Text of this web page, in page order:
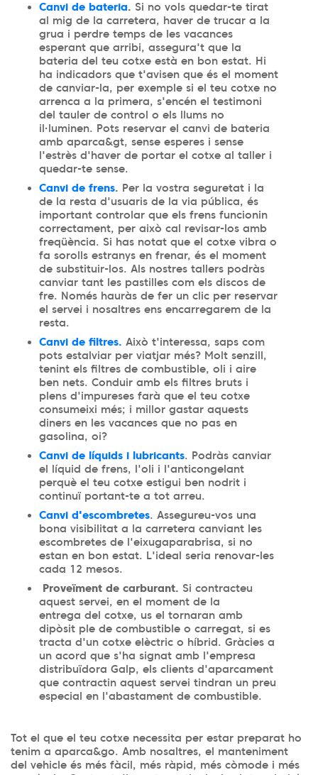
Canvi de bateria. Si no vols quedar-te tirat
al mig de la carretera, haver de trucar a la
grua i perdre temps de les vacances
esperant que arribi, assegura't que la
bateria del teu cotxe està en bon estat. Hi
ha indicadors que t'avisen que és el moment
de canviar-la, per exemple si el teu cotxe no
arrenca a la primera, s'encén el testimoni
del tauler de control o els llums no
il·luminen. Pots reservar el canvi de bateria
amb aparca&gt, sense esperes i sense
l'estrès d'haver de portar el cotxe al taller i
quedar-te sense.
Canvi de frens. Per la vostra seguretat i la
de la resta d'usuaris de la via pública, és
important controlar que els frens funcionin
correctament, per això cal revisar-los amb
freqüència. Si has notat que el cotxe vibra o
fa sorolls estranys en frenar, és el moment
de substituir-los. Als nostres tallers podràs
canviar tant les pastilles com els discos de
fre. Només hauràs de fer un clic per reservar
el servei i nosaltres ens encarregarem de la
resta.
Canvi de filtres. Això t'interessa, saps com
pots estalviar per viatjar més? Molt senzill,
tenint els filtres de combustible, oli i aire
ben nets. Conduir amb els filtres bruts i
plens d'impureses farà que el teu cotxe
consumeixi més; i millor gastar aquests
diners en les vacances que no pas en
gasolina, oi?
Canvi de líquids i lubricants. Podràs canviar
el líquid de frens, l'oli i l'anticongelant
perquè el teu cotxe estigui ben nodrit i
continuï portant-te a tot arreu.
Canvi d'escombretes. Assegureu-vos una
bona visibilitat a la carretera canviant les
escombretes de l'eixugaparabrisa, si no
estan en bon estat. L'ideal seria renovar-les
cada 12 mesos.
Proveïment de carburant. Si contracteu
aquest servei, en el moment de la
entrega del cotxe, us el tornaran amb
dipòsit ple de combustible o carregat, si es
tracta d'un cotxe elèctric o híbrid. Gràcies a
un acord que s'ha signat amb l'empresa
distribuïdora Galp, els clients d'aparcament
que contractin aquest servei tindran un preu
especial en l'abastament de combustible.
Tot el que el teu cotxe necessita per estar preparat ho
tenim a aparca&go. Amb nosaltres, el manteniment
del vehicle és més fàcil, més ràpid, més còmode i més